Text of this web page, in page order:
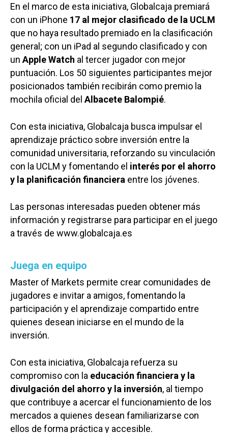
En el marco de esta iniciativa, Globalcaja premiará
con un iPhone 17 al mejor clasificado de la UCLM
que no haya resultado premiado en la clasificación
general; con un iPad al segundo clasificado y con
un Apple Watch al tercer jugador con mejor
puntuación. Los 50 siguientes participantes mejor
posicionados también recibirán como premio la
mochila oficial del Albacete Balompié.
Con esta iniciativa, Globalcaja busca impulsar el
aprendizaje práctico sobre inversión entre la
comunidad universitaria, reforzando su vinculación
con la UCLM y fomentando el interés por el ahorro
y la planificación financiera entre los jóvenes.
Las personas interesadas pueden obtener más
información y registrarse para participar en el juego
a través de www.globalcaja.es
Juega en equipo
Master of Markets permite crear comunidades de
jugadores e invitar a amigos, fomentando la
participación y el aprendizaje compartido entre
quienes desean iniciarse en el mundo de la
inversión.
Con esta iniciativa, Globalcaja refuerza su
compromiso con la educación financiera y la
divulgación del ahorro y la inversión, al tiempo
que contribuye a acercar el funcionamiento de los
mercados a quienes desean familiarizarse con
ellos de forma práctica y accesible.